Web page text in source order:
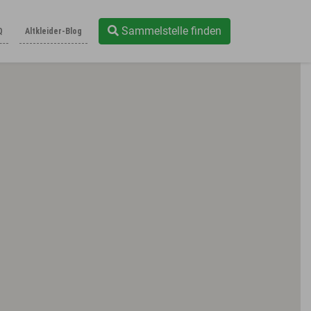
Altkleider-Blog Sammelstelle finden